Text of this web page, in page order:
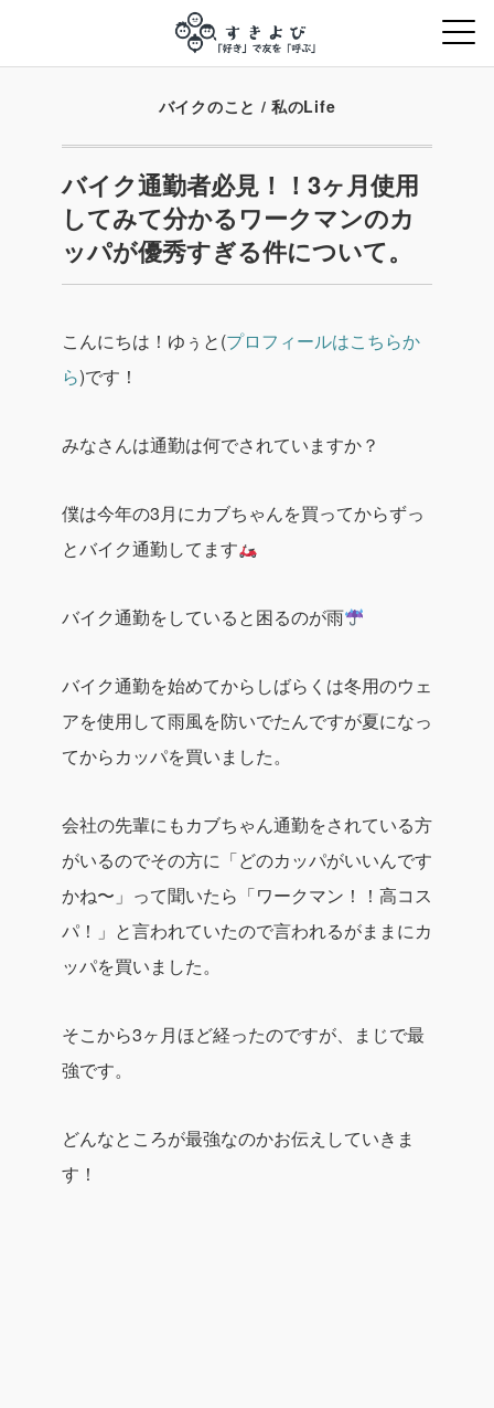
バイクのこと /私のLife
バイク通勤者必見！！3ヶ月使用
してみて分かるワークマンのカ
ッパが優秀すぎる件について。
こんにちは！ゆぅと(プロフィールはこちらか
ら)です！
みなさんは通勤は何でされていますか？
僕は今年の3月にカブちゃんを買ってからずっ
とバイク通勤してます
バイク通勤をしていると困るのが雨
バイク通勤を始めてからしばらくは冬用のウェ
アを使用して雨風を防いでたんですが夏になっ
てからカッパを買いました。
会社の先輩にもカブちゃん通勤をされている方
がいるのでその方に「どのカッパがいいんです
かね〜」って聞いたら「ワークマン！！高コス
パ！」と言われていたので言われるがままにカ
ッパを買いました。
そこから3ヶ月ほど経ったのですが、まじで最
強です。
どんなところが最強なのかお伝えしていきま
す！